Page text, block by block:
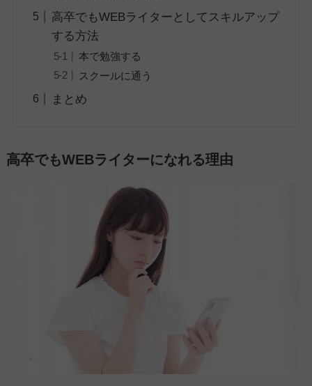
高卒でもWEBライターとしてスキルアップ
する方法
本で勉強する
スクールに通う
まとめ
高卒でもWEBライターになれる理由